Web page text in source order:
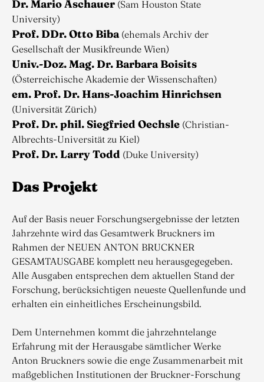
Dr. Mario Aschauer (Sam Houston State
University)
Prof. DDr. Otto Biba(ehemals Archiv der
Gesellschaft der Musikfreunde Wien)
Univ.-Doz. Mag. Dr. Barbara Boisits
(Österreichische Akademie der Wissenschaften)
em. Prof. Dr. Hans-Joachim Hinrichsen
(Universität Zürich)
Prof. Dr. phil. Siegfried Oechsle (Christian-
Albrechts-Universität zu Kiel)
Prof. Dr. Larry Todd (Duke University)
Das Projekt
Auf der Basis neuer Forschungsergebnisse der letzten
Jahrzehnte wird das Gesamtwerk Bruckners im
Rahmen der NEUEN ANTON BRUCKNER
GESAMTAUSGABE komplett neu herausgegegeben.
Alle Ausgaben entsprechen dem aktuellen Stand der
Forschung, berücksichtigen neueste Quellenfunde und
erhalten ein einheitliches Erscheinungsbild.
Dem Unternehmen kommt die jahrzehntelange
Erfahrung mit der Herausgabe sämtlicher Werke
Anton Bruckners sowie die enge Zusammenarbeit mit
maßgeblichen Institutionen der Bruckner-Forschung